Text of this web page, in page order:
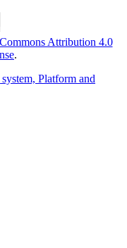
Attribution 4.0
.